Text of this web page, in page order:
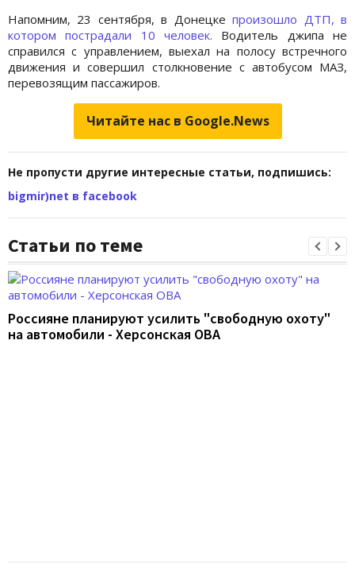
Напомним, 23 сентября, в Донецкепроизошло ДТП, в
котором пострадали 10 человек. Водитель джипа не
справился с управлением, выехал на полосу встречного
движения и совершил столкновение с автобусом МАЗ,
перевозящим пассажиров.
Читайте нас в Google.News
Не пропусти другие интересные статьи, подпишись:
bigmir)net в facebook
Статьи по теме
Россияне планируют усилить "свободную охоту"
на автомобили - Херсонская ОВА